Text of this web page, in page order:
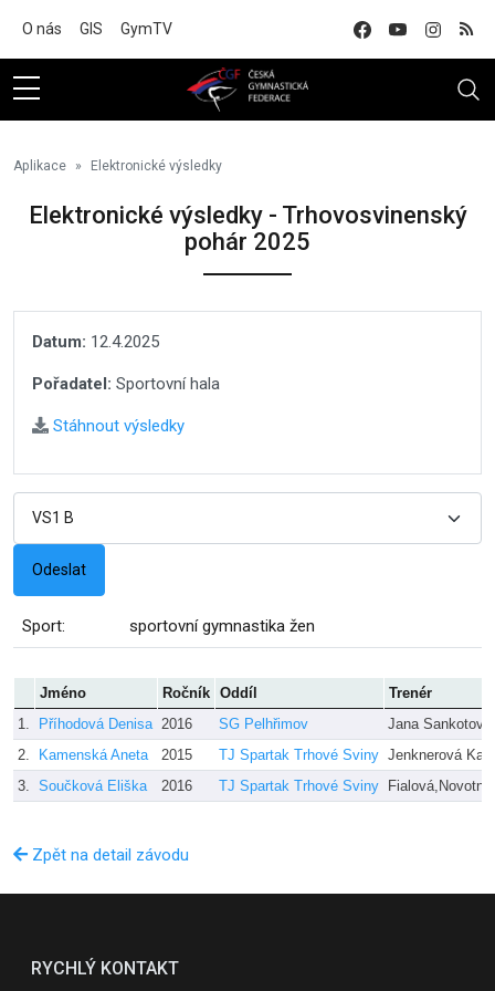
O nás GIS GymTV
Aplikace Elektronické výsledky
Elektronické výsledky - Trhovosvinenský
pohár 2025
Datum: 12.4.2025
Pořadatel: Sportovní hala
Stáhnout výsledky
Sport: sportovní gymnastika žen
Jméno Ročník Oddíl
Trenér
1.
Příhodová Denisa 2016 SG Pelhřimov
Jana Sankotová
2.
Kamenská Aneta 2015 TJ Spartak Trhové Sviny Jenknerová
3. Součková Eliška 2016 TJ Spartak Trhové Sviny Fialová,Novotný
Zpět na detail závodu
RYCHLÝ KONTAKT